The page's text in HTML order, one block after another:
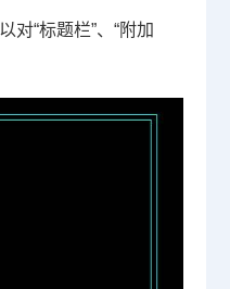
对“标题栏”、“附加